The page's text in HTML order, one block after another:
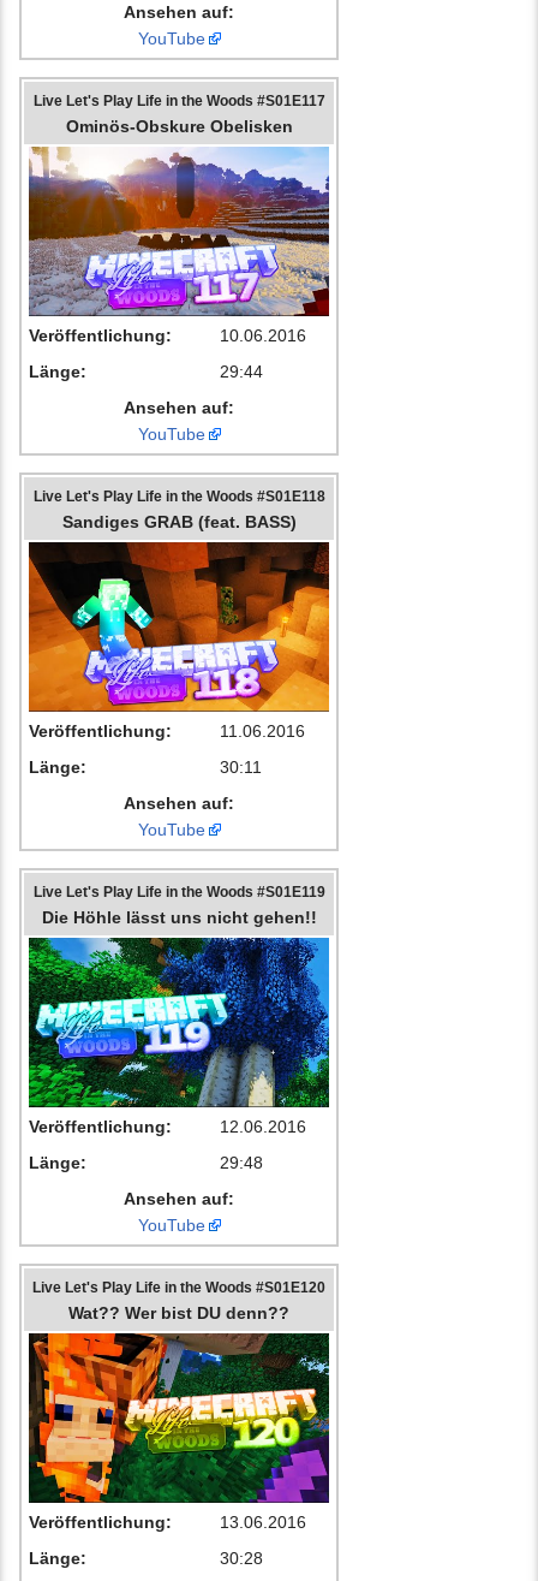
Ansehen auf:
YouTube
Live Let's Play Life in the Woods #S01E117
Ominös-Obskure Obelisken
Veröffentlichung:
10.06.2016
Länge:
29:44
Ansehen auf:
YouTube
Live Let's Play Life in the Woods #S01E118
Sandiges GRAB (feat. BASS)
Veröffentlichung:
11.06.2016
Länge:
30:11
Ansehen auf:
YouTube
Live Let's Play Life in the Woods #S01E119
Die Höhle lässt uns nicht gehen!!
Veröffentlichung:
12.06.2016
Länge:
29:48
Ansehen auf:
YouTube
Live Let's Play Life in the Woods #S01E120
Wat?? Wer bist DU denn??
Veröffentlichung:
13.06.2016
Länge:
30:28